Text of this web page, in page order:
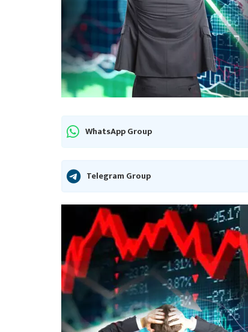
WhatsApp Group
Telegram Group